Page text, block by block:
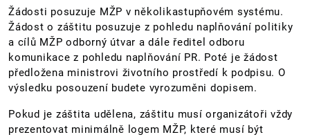
Žádosti posuzuje MŽP v několikastupňovém systému.
Žádost o záštitu posuzuje z pohledu naplňování politiky
a cílů MŽP odborný útvar a dále ředitel odboru
komunikace z pohledu naplňování PR. Poté je žádost
předložena ministrovi životního prostředí k podpisu. O
výsledku posouzení budete vyrozuměni dopisem.
Pokud je záštita udělena, záštitu musí organizátoři vždy
prezentovat minimálně logem MŽP, které musí být